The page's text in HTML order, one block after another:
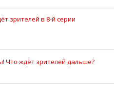
зрителей в 8-й серии
Что ждёт зрителей дальше?